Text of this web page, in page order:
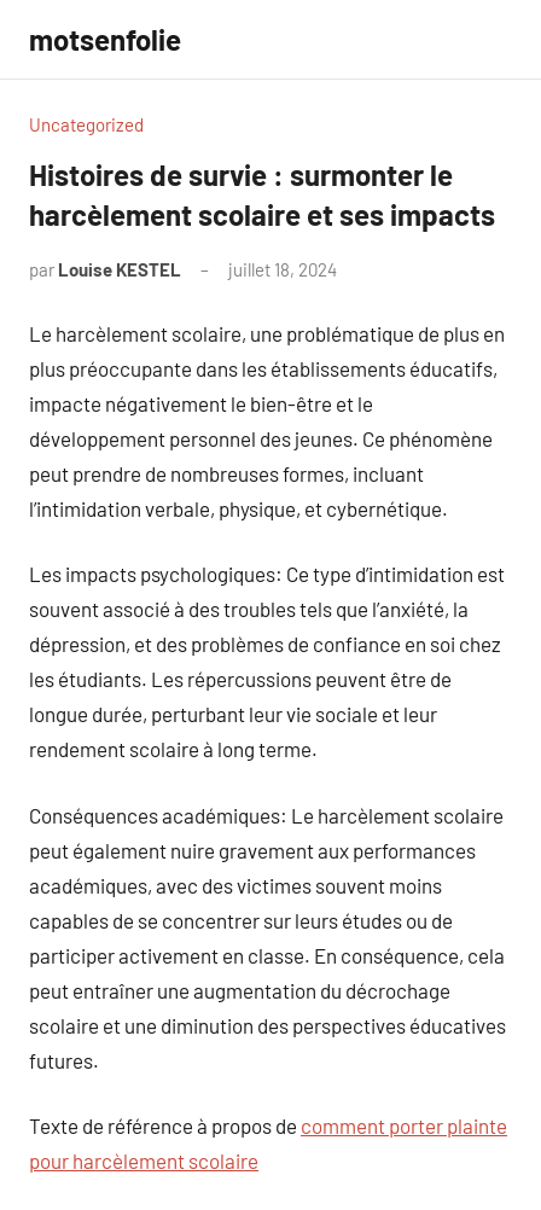
contenu
motsenfolie
Uncategorized
Histoires de survie : surmonter le
harcèlement scolaire et ses impacts
par Louise KESTEL juillet 18, 2024
Le harcèlement scolaire, une problématique de plus en
plus préoccupante dans les établissements éducatifs,
impacte négativement le bien-être et le
développement personnel des jeunes. Ce phénomène
peut prendre de nombreuses formes, incluant
l’intimidation verbale, physique, et cybernétique.
Les impacts psychologiques: Ce type d’intimidation est
souvent associé à des troubles tels que l’anxiété, la
dépression, et des problèmes de confiance en soi chez
les étudiants. Les répercussions peuvent être de
longue durée, perturbant leur vie sociale et leur
rendement scolaire à long terme.
Conséquences académiques: Le harcèlement scolaire
peut également nuire gravement aux performances
académiques, avec des victimes souvent moins
capables de se concentrer sur leurs études ou de
participer activement en classe. En conséquence, cela
peut entraîner une augmentation du décrochage
scolaire et une diminution des perspectives éducatives
futures.
Texte de référence à propos de comment porter plainte
pour harcèlement scolaire